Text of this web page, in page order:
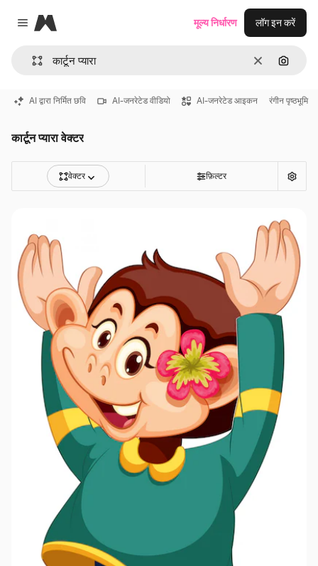
Close menu
Magnific
साफ़ इमेज से
मूल्य निर्धारण लॉग इन करें
AI द्वारा निर्मित छवि AI-जनरेटेड वीडियो AI-जनरेटेड आइकन रंगीन पृष्ठभूमि
कार्टून प्यारा वेक्टर
वेक्टर फ़िल्टर